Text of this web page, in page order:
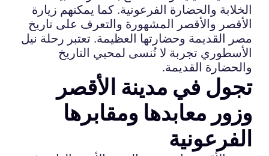
الخلابة والحضارة الفرعونية. كما يمكنهم زيارة
الأقصر والأقصر المشهورة والتعرف على تاريخ
مصر القديمة وحضارتها العظيمة. تعتبر رحلة نيل
الأسطوري تجربة لا تُنسى لمحبي التاريخ
والحضارة القديمة.
تجول في مدينة الأقصر
وزور معابدها ومقابرها
الفرعونية